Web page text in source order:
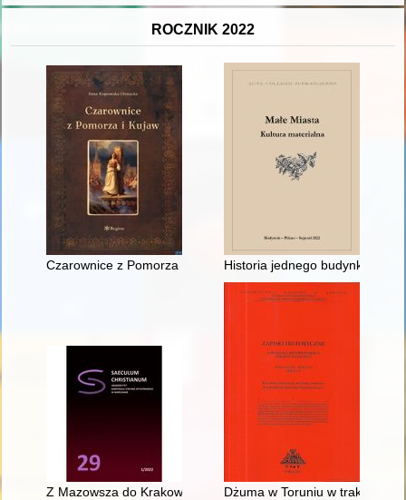
ROCZNIK 2022
Czarownice z Pomorza i Kujaw Historia jednego budynku :
Z Mazowsza do Krakowa : droga do kariery Macieja z
Dżuma w Toruniu w trakcie III